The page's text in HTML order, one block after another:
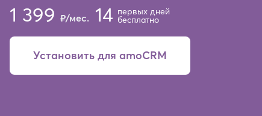
1 399 ₽/мес. 14 первых дней
бесплатно
Установить для amoCRM